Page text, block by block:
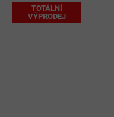
TOTÁLNÍ
VÝPRODEJ